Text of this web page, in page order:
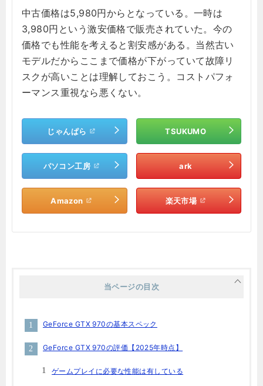
中古価格は5,980円からとなっている。一時は
3,980円という激安価格で販売されていた。今の
価格でも性能を考えると割安感がある。当然古い
モデルだからここまで価格が下がっていて故障リ
スクが高いことは理解しておこう。コストパフォ
ーマンス重視なら悪くない。
じゃんぱら TSUKUMO
パソコン工房 ark
Amazon 楽天市場
当ページの目次
GeForce GTX 970の基本スペック
GeForce GTX 970の評価【2025年時点】
ゲームプレイに必要な性能は有している